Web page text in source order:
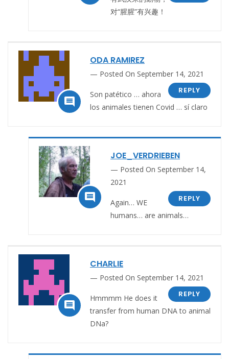
对“腥腥”有兴趣！

ODA RAMIREZ
Posted On September 14, 2021
REPLY
Son patético … ahora
los animales tienen Covid … sí claro

JOE_VERDRIEBEN
Posted On September 14,
2021
REPLY
Again… WE
humans… are animals…

CHARLIE
Posted On September 14, 2021
REPLY
Hmmmm He does it
transfer from human DNA to animal
DNa?